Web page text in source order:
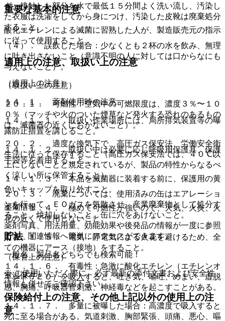
ぎ、接触した部分を水で最低１５分間よく洗い流し、汚染し
た衣服は洗濯をしてから身につけ、汚染した皮靴は廃棄処分
すること。
（４）． 誤飲した場合：少なくとも２杯の水を飲み、無理
に吐き出さないこと（意識不明の人に対しては口からなにも
与えないこと）。
（取扱い上の注意）
２０．１． 可燃性：空気中の可燃限度は、濃度３％〜１０
０％（マッチや火のついた煙草など発火する恐れのあるもの
は、滅菌器の近くにおかないこと）。
２０．２． 適度な換気下で、高圧ガス保安法、労働安全衛
生法に従って保存すること（高圧ガス保安法では、４０℃以
上にしないことと規定されているが、製品の特性からなるべ
く涼しい所に保管すること）。
２０．３． 廃棄については、使用済みの缶はエアレーショ
ンを行って、ＥＯガスを気散させ、産業廃棄物として処分す
ること。焼却しないこと。缶に穴をあけないこと。
貯法
（保管上の注意）
室温保存。
保険給付上の注意、その他上記以外の使用上の注
意
重要な基本的注意
酸化エチレンによる滅菌に習熟した人が、製造販売元の指示
に従って使用すること。
適用上の注意、取扱い上の注意
（適用上の注意）
１４．１． 薬剤使用時の注意
１４．１．１． 取扱い作業場所には、局所排気装置等の曝
露防止措置を講じること。
１４．１．２． 取扱い中は必要に応じ呼吸用保護具、保護
手袋等を着用すること。
１４．１．３． 本品を滅菌器に装着する前に、保護用の黄
色いキャップを取り外すこと。
１４．１．４． 極めて可燃性が強いので、火気、火炎、火
花の近くで使用しないこと。
１４．１．５． 電気：静電気による火花を避けるため、全
ての機器にアース（接地）をすること。
１４．１．６． 有毒性：急激に酸化エチレン（エチレンオ
キシド：ＥＯ）を吸入すると、吐き気、嘔吐、めまい、虚脱
感、胸痛、呼吸器官刺激、神経毒などを起こすことがある。
１４．１．７． 多量に被曝した場合：高濃度で吸入すると
死に至る場合がある。気道刺激、胸部緊張、頭痛、悪心、嘔
薬剤情報
薬剤写真、用法用量、効能効果や後発品の情報が一度に参照
でき、関連情報へ簡単にアクセスができます。
一般名、製品名どちらでも検索可能！
※ ご使用いただく際に、必ず最新の添付文書および安全性
情報も併せてご確認下さい。